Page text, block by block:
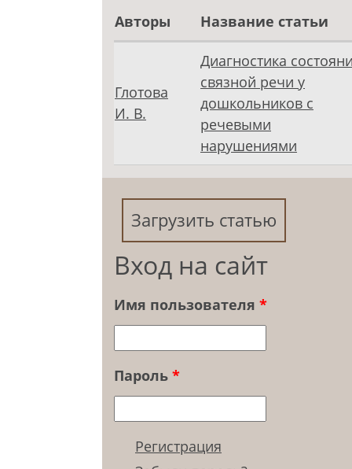
Авторы Название статьи
Глотова
И. В.
Диагностика
связной речи у
дошкольников с
речевыми
нарушениями
Загрузить статью
Вход на сайт
Имя пользователя *
Пароль *
Регистрация